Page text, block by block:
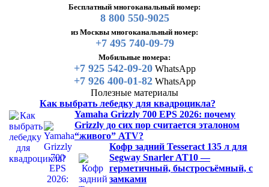
Бесплатный многоканальный номер:
8 800 550-9025
из Москвы многоканальный номер:
+7 495 740-09-79
Мобильные номера:
+7 925 542-09-20WhatsApp
+7 926 400-01-82WhatsApp
Полезные материалы
Как выбрать лебедку для квадроцикла?
Yamaha Grizzly 700 EPS 2026: почему
Grizzly до сих пор считается эталоном
“живого” ATV?
Кофр задний Tesseract 135 л для
Segway Snarler AT10 —
герметичный, быстросъёмный, с
замками